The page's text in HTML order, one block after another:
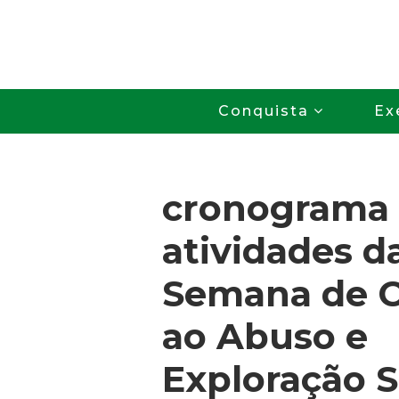
Conquista
cronograma
atividades
Semana de
ao Abuso e
Exploração